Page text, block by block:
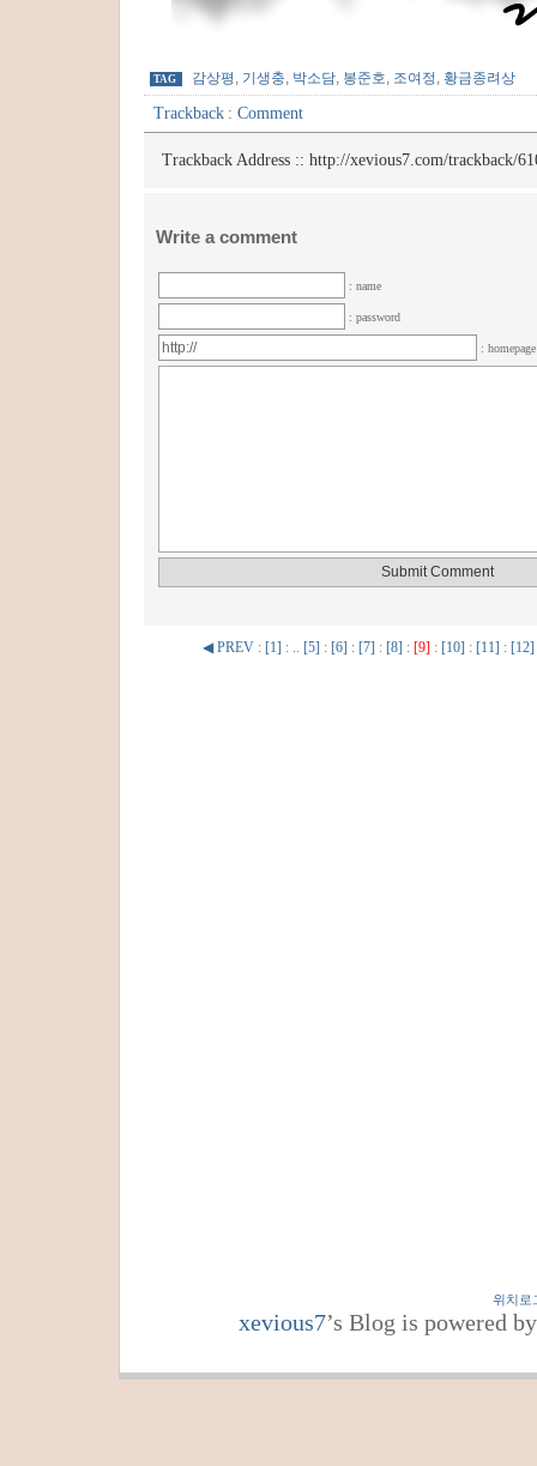
TAG 감상평, 기생충, 박소담, 봉준호, 조여정, 황금종려상
Trackback : Comment
Trackback Address :: http://xevious7.com/trackback/
Write a comment
: name
: password
:
◀ PREV : [1] : .. [5] : [6] : [7] : [8] : [9] : [10] : [11] : [12]
위치로
xevious7’s Blog is powered